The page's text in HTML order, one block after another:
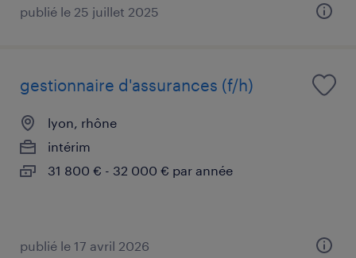
publié le 25 juillet 2025
gestionnaire d'assurances (f/h)
lyon, rhône
intérim
31 800 € - 32 000 € par année
publié le 17 avril 2026